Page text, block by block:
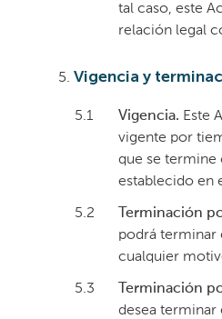
tal caso, este
relación legal
Vigencia y
5.1 Vigencia. Este
vigente por
que se
establecido en
5.2 Terminación
podrá terminar
cualquier
5.3 Terminación
desea terminar